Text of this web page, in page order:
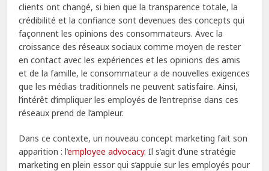
clients ont changé, si bien que la transparence totale, la
crédibilité et la confiance sont devenues des concepts qui
façonnent les opinions des consommateurs. Avec la
croissance des réseaux sociaux comme moyen de rester
en contact avec les expériences et les opinions des amis
et de la famille, le consommateur a de nouvelles exigences
que les médias traditionnels ne peuvent satisfaire. Ainsi,
l’intérêt d’impliquer les employés de l’entreprise dans ces
réseaux prend de l’ampleur.
Dans ce contexte, un nouveau concept marketing fait son
apparition : l’employee advocacy. Il s’agit d’une stratégie
marketing en plein essor qui s’appuie sur les employés pour